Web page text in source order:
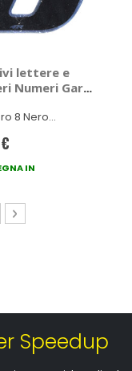
lettere e
Numeri Gara
8 Nero
IN
la pagina
Pagina
Avanti
Speedup